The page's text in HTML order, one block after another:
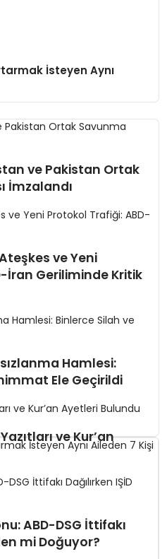
İsteyen Aynı
ve Pakistan Ortak
İmzalandı
ve Yeni
İran Geriliminde Kritik
Hamlesi:
Ele Geçirildi
ve Kur’an
ABD-DSG İttifakı
mi Doğuyor?